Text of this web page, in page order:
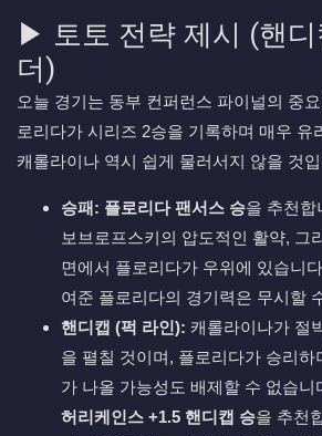
▶ 토토 전략 제시 (핸
더)
오늘 경기는 동부 컨퍼런스 파이널의 중
로리다가 시리즈 2승을 기록하며 매우 유
캐롤라이나 역시 쉽게 물러서지 않을 것
승패: 플로리다 팬서스 승을 추천합
보브로프스키의 압도적인 활약, 그
면에서 플로리다가 우위에 있습니
여준 플로리다의 경기력은 무시할
핸디캡 (퍽 라인): 캐롤라이나가 절
을 펼칠 것이며, 플로리다가 승리하
가 나올 가능성도 배제할 수 없습니
허리케인스 +1.5 핸디캡 승을 추천